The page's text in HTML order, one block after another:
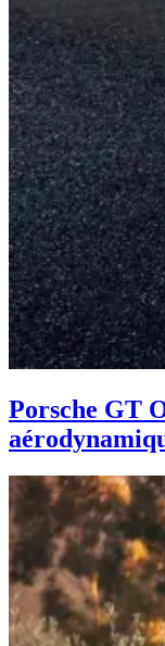
Porsche GT